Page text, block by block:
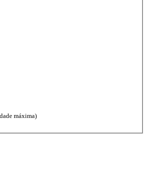
máxima)